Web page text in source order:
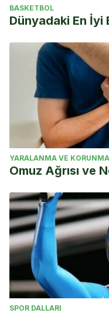
BASKETBOL
Dünyadaki En İyi
YARALANMA VE KORUNMA
Omuz Ağrısı ve
SPOR DALLARI